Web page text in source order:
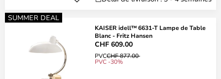
SUMMER DEAL
KAISER idell™ 6631-T Lampe de Table
Blanc - Fritz Hansen
CHF 609.00
PVCCHF 877.00
PVC -30%